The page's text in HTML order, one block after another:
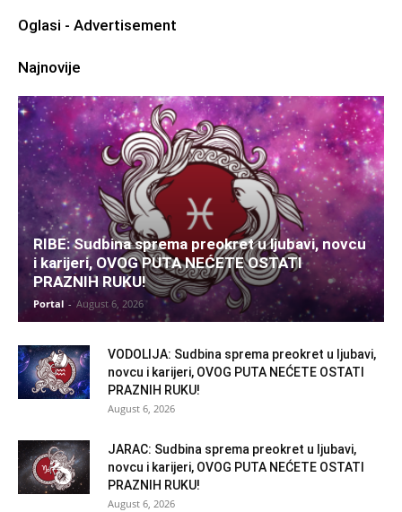
Oglasi - Advertisement
Najnovije
RIBE: Sudbina sprema preokret u ljubavi, novcu
i karijeri, OVOG PUTA NEĆETE OSTATI
PRAZNIH RUKU!
Portal - August 6, 2026
VODOLIJA: Sudbina sprema preokret u ljubavi,
novcu i karijeri, OVOG PUTA NEĆETE OSTATI
PRAZNIH RUKU!
August 6, 2026
JARAC: Sudbina sprema preokret u ljubavi,
novcu i karijeri, OVOG PUTA NEĆETE OSTATI
PRAZNIH RUKU!
August 6, 2026